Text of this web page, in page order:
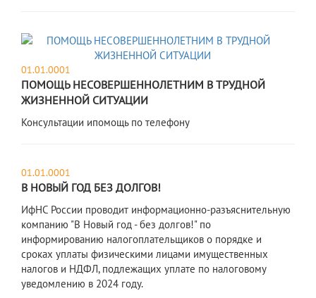
01.01.0001
ПОМОЩЬ НЕСОВЕРШЕННОЛЕТНИМ В ТРУДНОЙ
ЖИЗНЕННОЙ СИТУАЦИИ
​Консультации ипомощь по телефону
01.01.0001
В НОВЫЙ ГОД БЕЗ ДОЛГОВ!
​ИфНС России проводит информационно-разъяснительную
компанию "В Новый год - без долгов!" по
информированию налогоплательщиков о порядке и
сроках уплаты физическими лицами имущественных
налогов и НДФЛ, подлежащих уплате по налоговому
уведомлению в 2024 году.